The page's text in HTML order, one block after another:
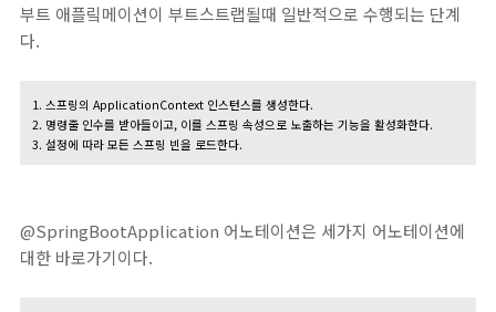
부트 애플맄메이션이 부트스트랩될때 일반적으로 수행되는 단계
다.
1. 스프링의 ApplicationContext 인스턴스를 생성한다.
2. 명령줄 인수를 받아들이고, 이를 스프링 속성으로 노출하는 기능을 활성화한다.
3. 설정에 따라 모든 스프링 빈을 로드한다.
@SpringBootApplication 어노테이션은 세가지 어노테이션에
대한 바로가기이다.